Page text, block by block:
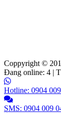
Coppyright ©
Đang online: 4 |
Hotline: 0904
SMS: 0904 009